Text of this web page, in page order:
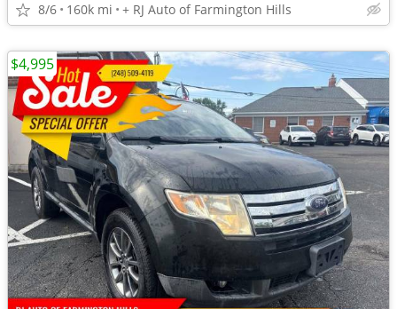
8/6 160k mi + RJ Auto of Farmington Hills
$4,995